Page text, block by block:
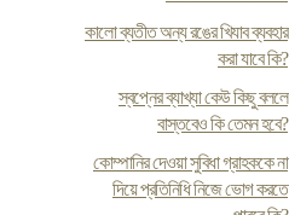
কালো ব্যতীত অন্য রঙের খিযাব ব্যবহার
করা যাবে কি?
স্বপ্নের ব্যাখ্যা কেউ কিছু বললে
বাস্তবেও কি তেমন হবে?
কোম্পানির দেওয়া সুবিধা গ্রাহককে না
দিয়ে প্রতিনিধি নিজে ভোগ করতে